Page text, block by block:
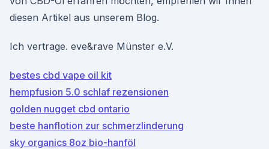
diesen Artikel aus unserem Blog.
Ich vertrage. eve&rave Münster e.V.
bestes cbd vape oil kit
hempfusion 5.0 schlaf rezensionen
golden nugget cbd ontario
beste hanflotion zur schmerzlinderung
sky organics 8oz bio-hanföl